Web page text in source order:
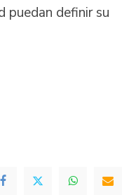
puedan definir su